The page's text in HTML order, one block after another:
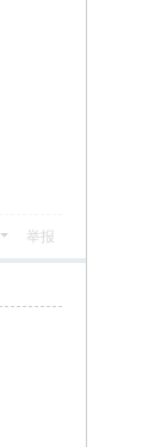
举报